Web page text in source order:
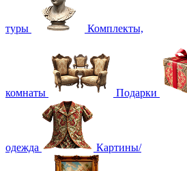
туры Комплекты,
комнаты Подарки
одежда Картины/